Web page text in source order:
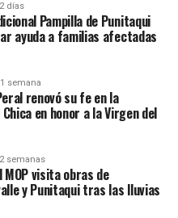
días
Pampilla de Punitaqui
ayuda a familias afectadas
semana
renovó su fe en la
en honor a la Virgen del
semanas
visita obras de
y Punitaqui tras las lluvias